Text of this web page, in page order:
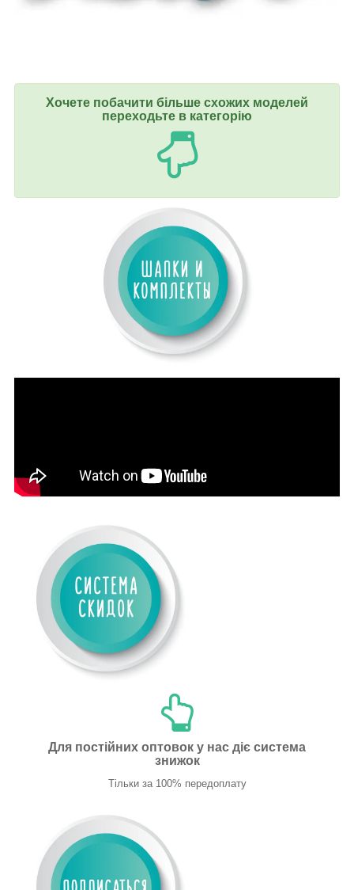
Хочете побачити більше схожих моделей
переходьте в категорію
Для постійних оптовок у нас діє система
знижок
Тільки за 100% передоплату